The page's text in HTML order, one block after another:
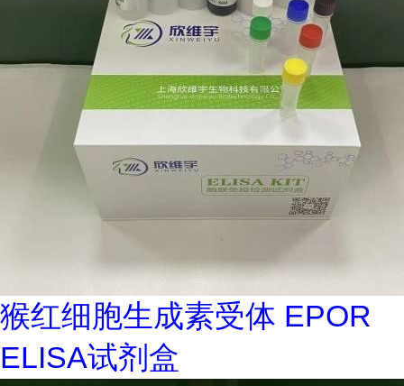
猴红细胞生成素受体 EPOR
ELISA试剂盒